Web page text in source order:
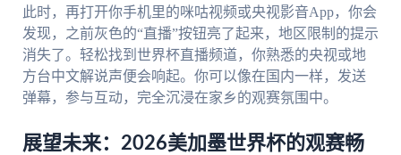
此时，再打开你手机里的咪咕视频或央视影音App，你会
发现，之前灰色的“直播”按钮亮了起来，地区限制的提示
消失了。轻松找到世界杯直播频道，你熟悉的央视或地
方台中文解说声便会响起。你可以像在国内一样，发送
弹幕，参与互动，完全沉浸在家乡的观赛氛围中。
展望未来：2026美加墨世界杯的观赛畅